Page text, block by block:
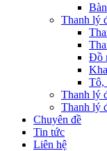
Thanh lý
Đồ
Tô,
Thanh lý
Thanh lý
Chuyên đề
Tin tức
Liên hệ